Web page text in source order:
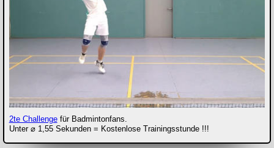
2te Challengefür Badmintonfans.
Unter ⌀ 1,55 Sekunden = Kostenlose Trainingsstunde !!!